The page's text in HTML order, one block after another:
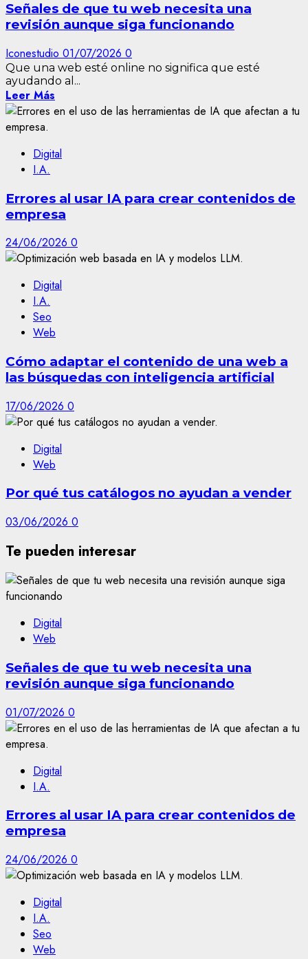
Señales de que tu web necesita una
revisión aunque siga funcionando
Iconestudio 01/07/2026 0
Que una web esté online no significa que esté
ayudando al...
Leer Más
Digital
I.A.
Errores al usar IA para crear contenidos de
empresa
24/06/2026 0
Digital
I.A.
Seo
Web
Cómo adaptar el contenido de una web a
las búsquedas con inteligencia artificial
17/06/2026 0
Digital
Web
Por qué tus catálogos no ayudan a vender
03/06/2026 0
Te pueden interesar
Digital
Web
Señales de que tu web necesita una
revisión aunque siga funcionando
01/07/2026 0
Digital
I.A.
Errores al usar IA para crear contenidos de
empresa
24/06/2026 0
Digital
I.A.
Seo
Web